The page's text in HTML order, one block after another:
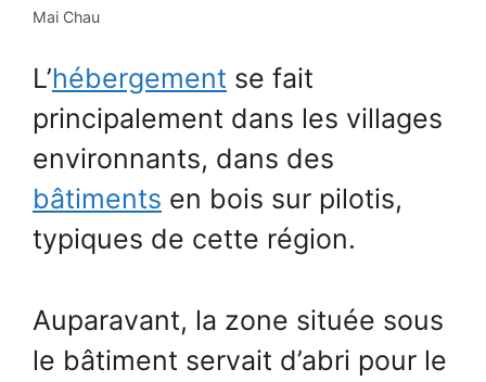
Mai Chau
L’hébergement se fait
principalement dans les villages
environnants, dans des
bâtiments en bois sur pilotis,
typiques de cette région.
Auparavant, la zone située sous
le bâtiment servait d’abri pour le